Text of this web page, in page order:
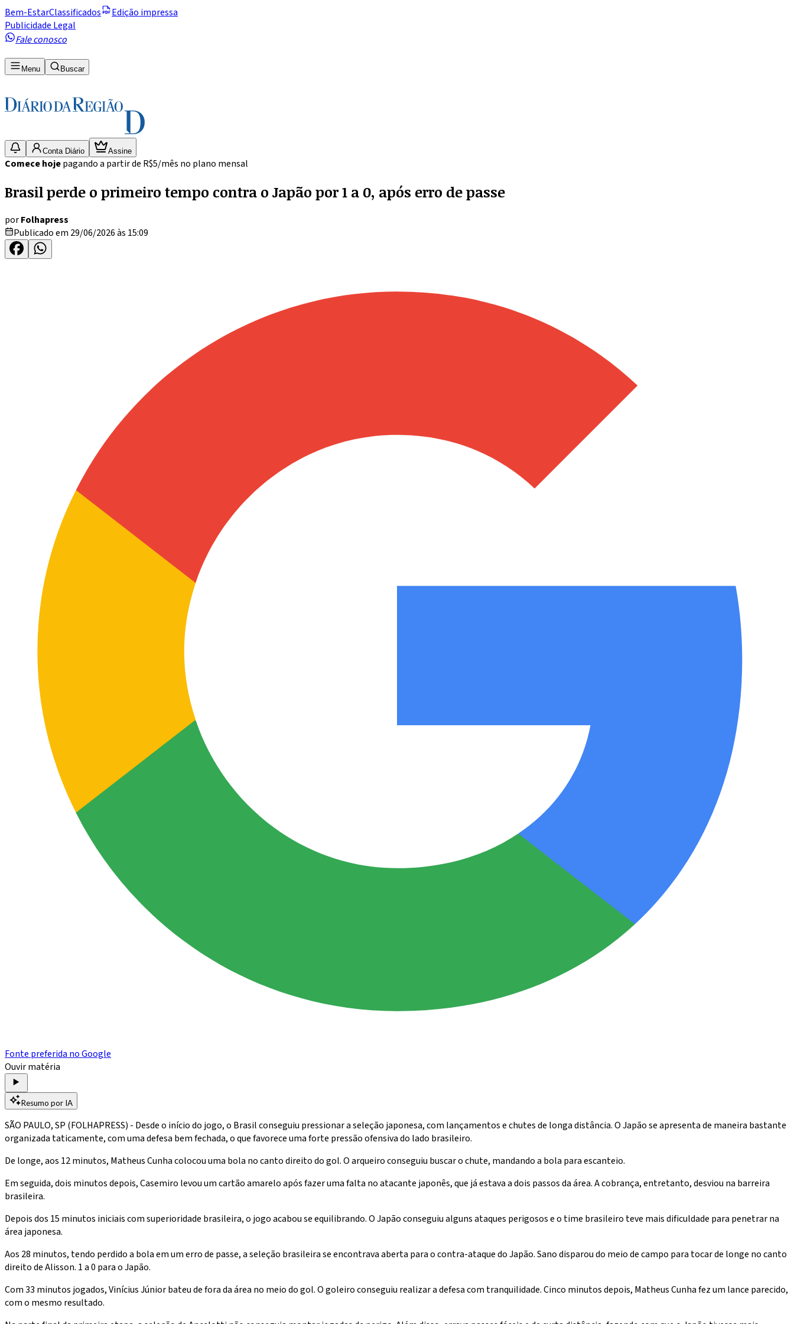
Bem-EstarClassificados
Edição impressa
Publicidade Legal
Fale conosco
Menu Buscar
Conta Diário Assine
Comece hojepagando a partir de R$5/mês no plano mensal
Brasil perde o primeiro tempo contra o Japão por 1 a 0, após erro de passe
porFolhapress
Publicado em 29/06/2026 às 15:09
Fonte preferida no Google
Ouvir matéria
Resumo por IA
SÃO PAULO, SP (FOLHAPRESS) - Desde o início do jogo, o Brasil conseguiu pressionar a seleção japonesa, com lançamentos e chutes de longa distância. O Japão se apresenta de maneira bastante
organizada taticamente, com uma defesa bem fechada, o que favorece uma forte pressão ofensiva do lado brasileiro.
De longe, aos 12 minutos, Matheus Cunha colocou uma bola no canto direito do gol. O arqueiro conseguiu buscar o chute, mandando a bola para escanteio.
Em seguida, dois minutos depois, Casemiro levou um cartão amarelo após fazer uma falta no atacante japonês, que já estava a dois passos da área. A cobrança, entretanto, desviou na barreira
brasileira.
Depois dos 15 minutos iniciais com superioridade brasileira, o jogo acabou se equilibrando. O Japão conseguiu alguns ataques perigosos e o time brasileiro teve mais dificuldade para penetrar na
área japonesa.
Aos 28 minutos, tendo perdido a bola em um erro de passe, a seleção brasileira se encontrava aberta para o contra-ataque do Japão. Sano disparou do meio de campo para tocar de longe no canto
direito de Alisson. 1 a 0 para o Japão.
Com 33 minutos jogados, Vinícius Júnior bateu de fora da área no meio do gol. O goleiro conseguiu realizar a defesa com tranquilidade. Cinco minutos depois, Matheus Cunha fez um lance parecido,
com o mesmo resultado.